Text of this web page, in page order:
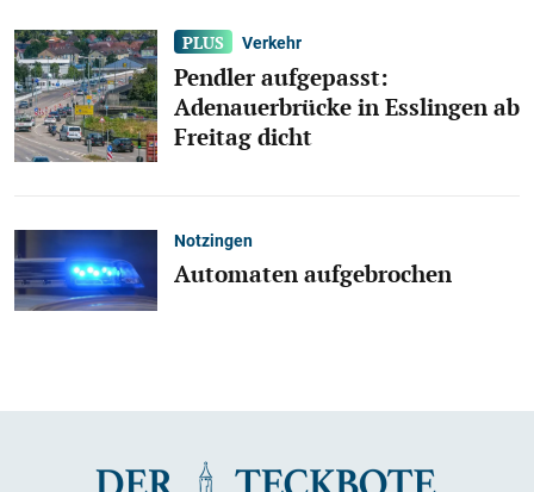
Verkehr
Pendler aufgepasst:
Adenauerbrücke in Esslingen ab
Freitag dicht
Notzingen
Automaten aufgebrochen